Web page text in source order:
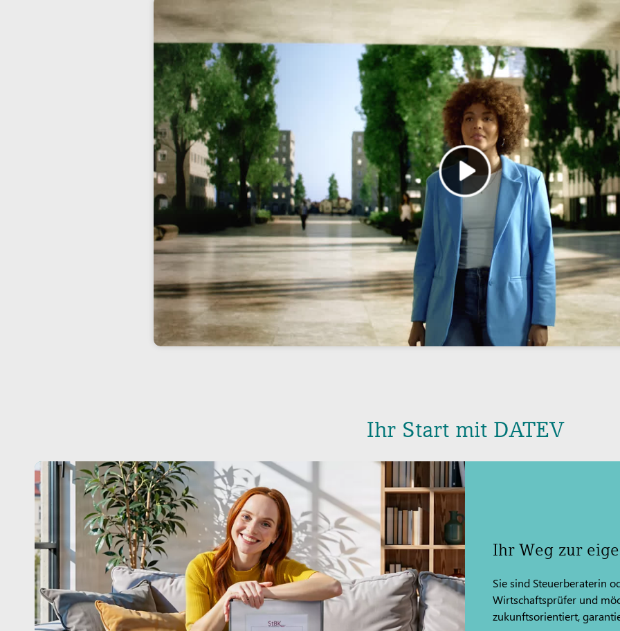
Ihr Start mit DATEV
Ihr Weg zur
Sie sind Steuerberaterin
Wirtschaftsprüfer und
zukunftsorientiert,